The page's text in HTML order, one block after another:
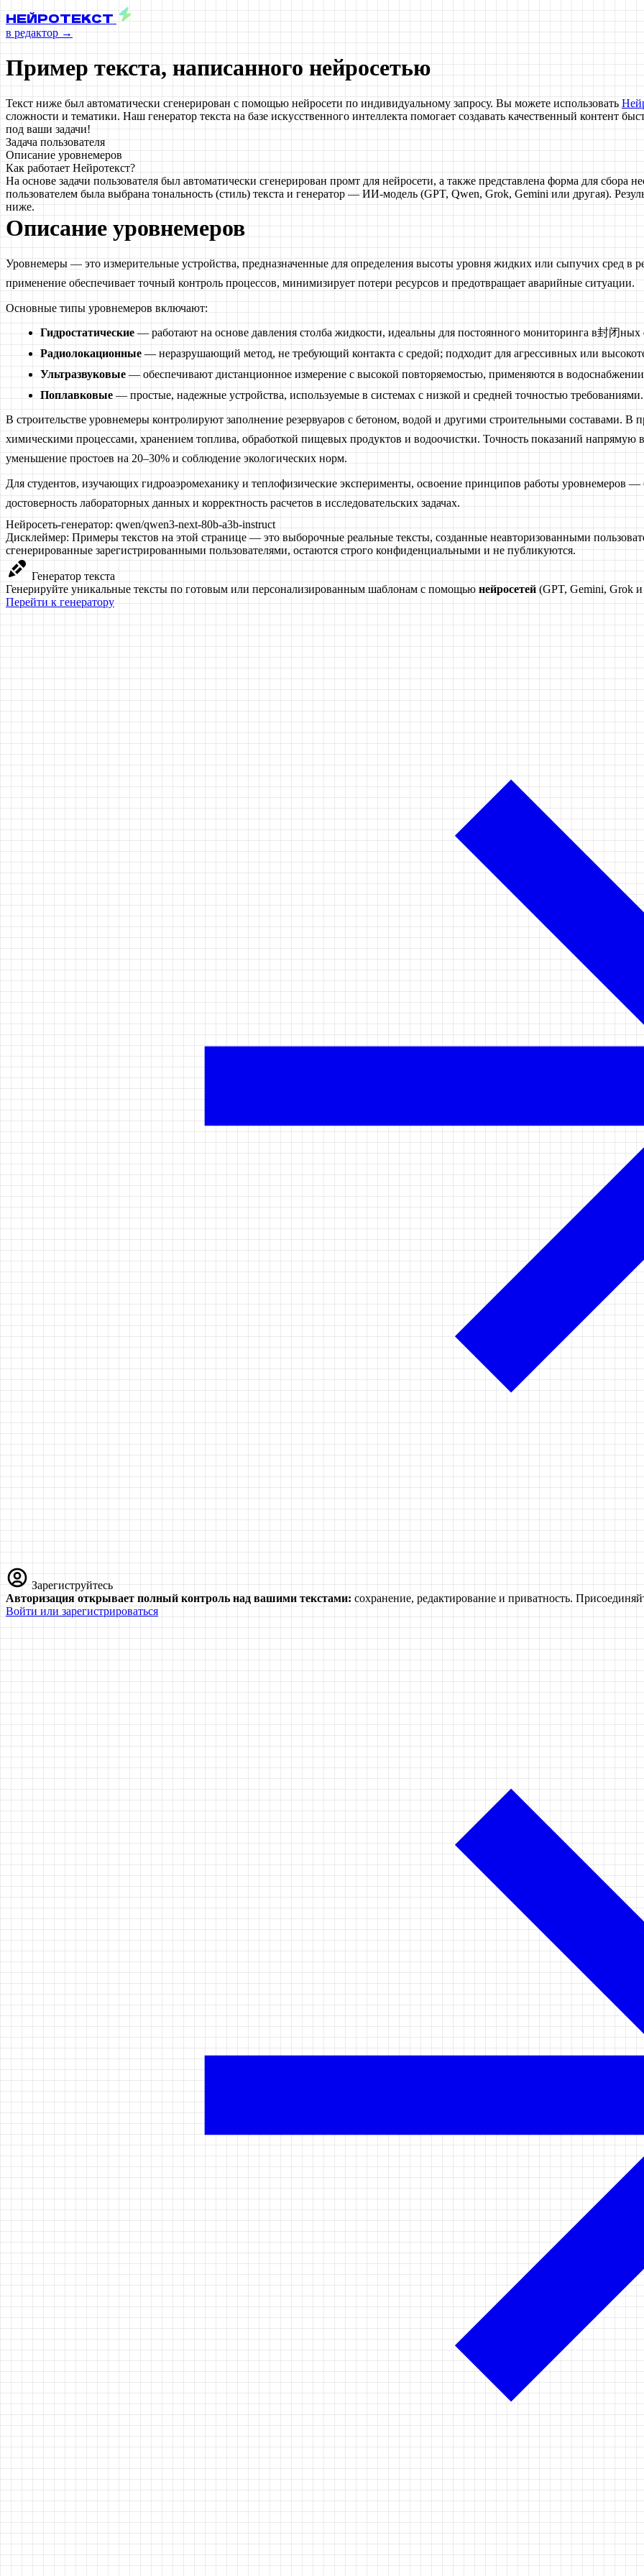
НЕЙРОТЕКСТ
в редактор →
Пример текста, написанного нейросетью
Текст ниже был автоматически сгенерирован с помощью нейросети по индивидуальному запросу. Вы можете использовать
сложности и тематики. Наш генератор текста на базе искусственного интеллекта помогает создавать качественный контент
под ваши задачи!
Задача пользователя
Описание уровнемеров
Как работает Нейротекст?
На основе задачи пользователя был автоматически сгенерирован промт для нейросети, а также представлена форма для
пользователем была выбрана тональность (стиль) текста и генератор — ИИ-модель (GPT, Qwen, Grok, Gemini или другая).
ниже.
Описание уровнемеров
Уровнемеры — это измерительные устройства, предназначенные для определения высоты уровня жидких или сыпучих сред в
применение обеспечивает точный контроль процессов, минимизирует потери ресурсов и предотвращает аварийные ситуации.
Основные типы уровнемеров включают:
Гидростатические— работают на основе давления столба жидкости, идеальны для постоянного мониторинга в封闭ных
Радиолокационные — неразрушающий метод, не требующий контакта с средой; подходит для агрессивных или
Ультразвуковые — обеспечивают дистанционное измерение с высокой повторяемостью, применяются в
Поплавковые — простые, надежные устройства, используемые в системах с низкой и средней точностью требованиями.
В строительстве уровнемеры контролируют заполнение резервуаров с бетоном, водой и другими строительными составами.
химическими процессами, хранением топлива, обработкой пищевых продуктов и водоочистки. Точность показаний напрямую
уменьшение простоев на 20–30% и соблюдение экологических норм.
Для студентов, изучающих гидроаэромеханику и теплофизические эксперименты, освоение принципов работы
достоверность лабораторных данных и корректность расчетов в исследовательских задачах.
Нейросеть-генератор: qwen/qwen3-next-80b-a3b-instruct
Дисклеймер: Примеры текстов на этой странице — это выборочные реальные тексты, созданные неавторизованными
сгенерированные зарегистрированными пользователями, остаются строго конфиденциальными и не публикуются.
Генератор текста
Генерируйте уникальные тексты по готовым или персонализированным шаблонам с помощью нейросетей (GPT, Gemini, Grok
Перейти к генератору
Зарегиструйтесь
Авторизация открывает полный контроль над вашими текстами: сохранение, редактирование и приватность.
Войти или зарегистрироваться